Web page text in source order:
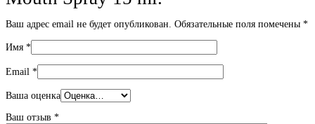
Ваш адрес email не будет опубликован. Обязательные поля помечены *
Имя *
Email *
Ваша оценка
Ваш отзыв *